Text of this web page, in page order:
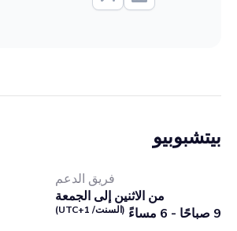
بيتشبوبيو
فريق الدعم
من الاثنين إلى الجمعة
9 صباحًا - 6 مساءً
(السنت/ UTC+1)